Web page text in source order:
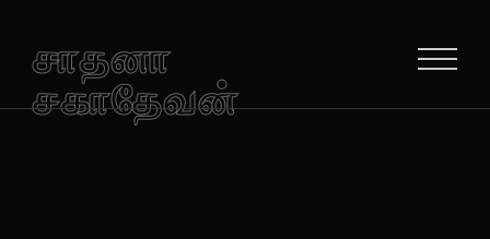
சாதனா
சகாதேவன்